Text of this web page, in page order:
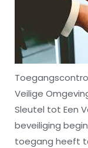
Veilige
Sleutel tot Een
beveiliging
toegang heeft